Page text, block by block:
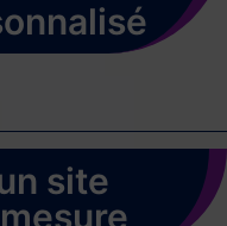
site